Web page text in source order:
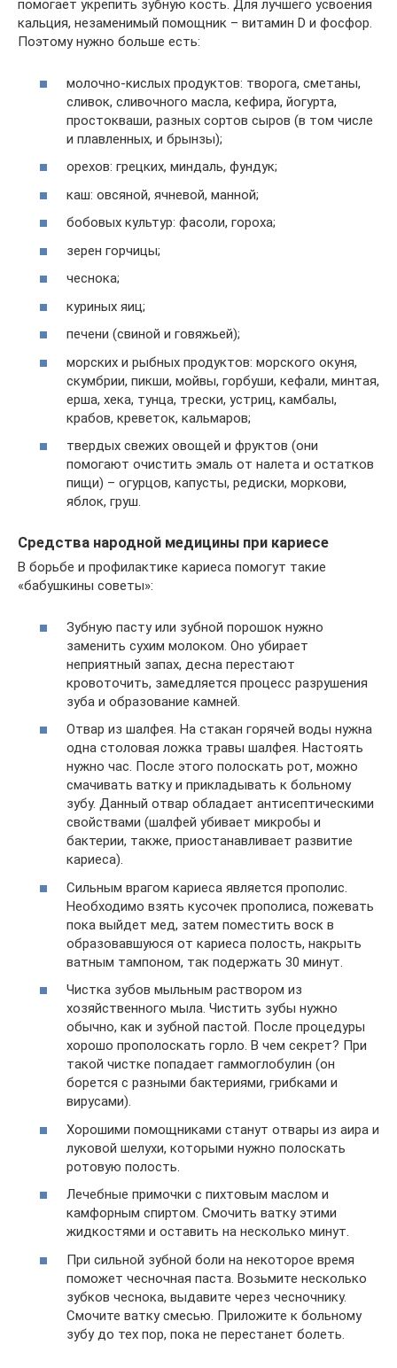
помогает укрепить зубную кость. Для лучшего усвоения
кальция, незаменимый помощник – витамин D и фосфор.
Поэтому нужно больше есть:
молочно-кислых продуктов: творога, сметаны,
сливок, сливочного масла, кефира, йогурта,
простокваши, разных сортов сыров (в том числе
и плавленных, и брынзы);
орехов: грецких, миндаль, фундук;
каш: овсяной, ячневой, манной;
бобовых культур: фасоли, гороха;
зерен горчицы;
чеснока;
куриных яиц;
печени (свиной и говяжьей);
морских и рыбных продуктов: морского окуня,
скумбрии, пикши, мойвы, горбуши, кефали, минтая,
ерша, хека, тунца, трески, устриц, камбалы,
крабов, креветок, кальмаров;
твердых свежих овощей и фруктов (они
помогают очистить эмаль от налета и остатков
пищи) – огурцов, капусты, редиски, моркови,
яблок, груш.
Средства народной медицины при кариесе
В борьбе и профилактике кариеса помогут такие
«бабушкины советы»:
Зубную пасту или зубной порошок нужно
заменить сухим молоком. Оно убирает
неприятный запах, десна перестают
кровоточить, замедляется процесс разрушения
зуба и образование камней.
Отвар из шалфея. На стакан горячей воды нужна
одна столовая ложка травы шалфея. Настоять
нужно час. После этого полоскать рот, можно
смачивать ватку и прикладывать к больному
зубу. Данный отвар обладает антисептическими
свойствами (шалфей убивает микробы и
бактерии, также, приостанавливает развитие
кариеса).
Сильным врагом кариеса является прополис.
Необходимо взять кусочек прополиса, пожевать
пока выйдет мед, затем поместить воск в
образовавшуюся от кариеса полость, накрыть
ватным тампоном, так подержать 30 минут.
Чистка зубов мыльным раствором из
хозяйственного мыла. Чистить зубы нужно
обычно, как и зубной пастой. После процедуры
хорошо прополоскать горло. В чем секрет? При
такой чистке попадает гаммоглобулин (он
борется с разными бактериями, грибками и
вирусами).
Хорошими помощниками станут отвары из аира и
луковой шелухи, которыми нужно полоскать
ротовую полость.
Лечебные примочки с пихтовым маслом и
камфорным спиртом. Смочить ватку этими
жидкостями и оставить на несколько минут.
При сильной зубной боли на некоторое время
поможет чесночная паста. Возьмите несколько
зубков чеснока, выдавите через чесночнику.
Смочите ватку смесью. Приложите к больному
зубу до тех пор, пока не перестанет болеть.